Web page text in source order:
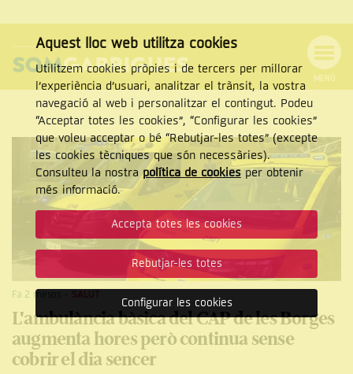
NAVEGACIÓ
MENÚ
Cercar
CERCAR
Fa 2 mesos
L'ambulància bàsica del CAP de les Borges
augmenta hores però continua sense
cobrir el dia sencer
Aquest lloc web utilitza cookies
Utilitzem cookies pròpies i de tercers per millorar
l’experiència d’usuari, analitzar el trànsit, la vostra
navegació al web i personalitzar el contingut. Podeu
“Acceptar totes les cookies”, “Configurar les cookies”
que voleu acceptar o bé “Rebutjar-les totes” (excepte
les cookies tècniques que són necessàries).
Consulteu la nostrapolítica de cookiesper obtenir
més informació.
Accepta totes les cookies
Rebutjar-les totes
Configurar les cookies